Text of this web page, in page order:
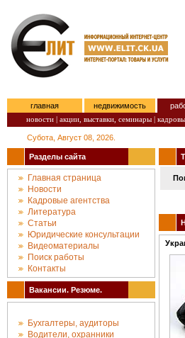
главная недвижимость
новости | акции, выставки, семинары |
Субота, Август 08, 2026.
Разделы сайта
Главная страница
Новости
Кадровые агентства
Литература
Статьи
Юридические консультации
Видеоматериалы
Поиск работы
Контакты
Вакансии. Резюме.
Бухгалтеры, аудиторы
Водители, охранники